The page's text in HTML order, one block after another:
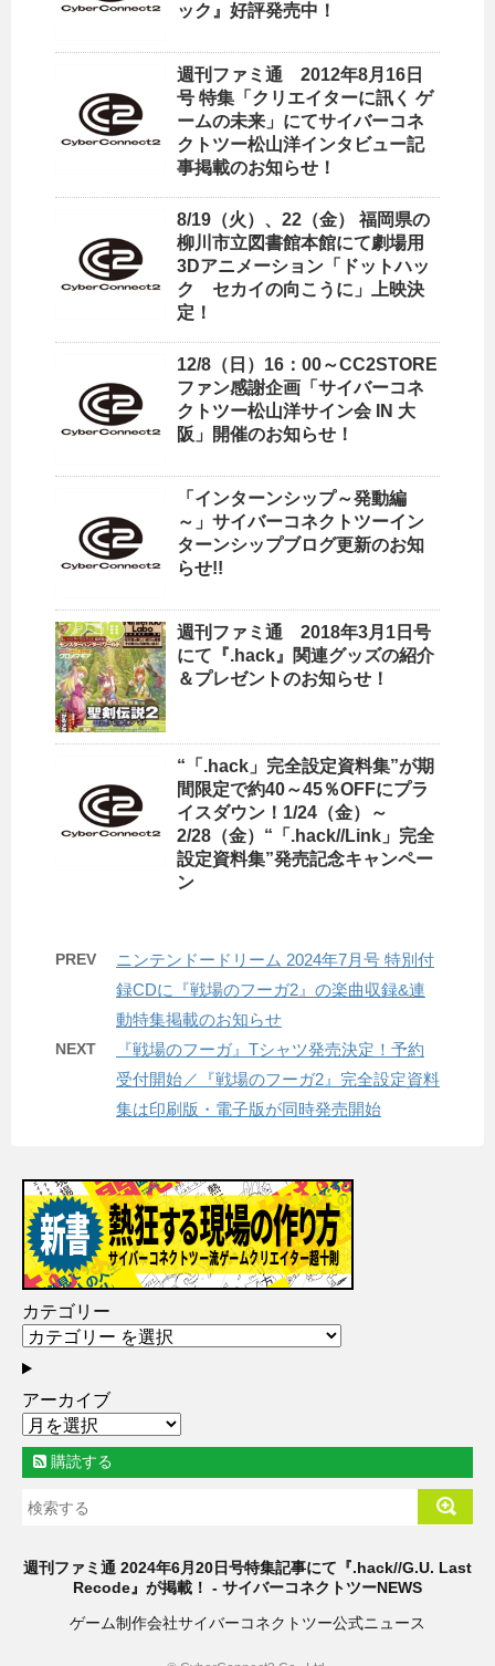
ック』好評発売中！
週刊ファミ通 2012年8月16日
号 特集「クリエイターに訊く ゲ
ームの未来」にてサイバーコネ
クトツー松山洋インタビュー記
事掲載のお知らせ！
8/19（火）、22（金） 福岡県の
柳川市立図書館本館にて劇場用
3Dアニメーション「ドットハッ
ク セカイの向こうに」上映決
定！
12/8（日）16：00～CC2STORE
ファン感謝企画「サイバーコネ
クトツー松山洋サイン会 IN 大
阪」開催のお知らせ！
「インターンシップ～発動編
～」サイバーコネクトツーイン
ターンシップブログ更新のお知
らせ!!
週刊ファミ通 2018年3月1日号
にて『.hack』関連グッズの紹介
＆プレゼントのお知らせ！
“「.hack」完全設定資料集”が期
間限定で約40～45％OFFにプラ
イスダウン！1/24（金）～
2/28（金）“「.hack//Link」完全
設定資料集”発売記念キャンペー
ン
PREV
ニンテンドードリーム 2024年7月号 特別付
録CDに『戦場のフーガ2』の楽曲収録&連
動特集掲載のお知らせ
NEXT
『戦場のフーガ』Tシャツ発売決定！予約
受付開始／『戦場のフーガ2』完全設定資料
集は印刷版・電子版が同時発売開始
カテゴリー
アーカイブ
購読する
週刊ファミ通 2024年6月20日号特集記事にて『.hack//G.U. Last
Recode』が掲載！ - サイバーコネクトツーNEWS
ゲーム制作会社サイバーコネクトツー公式ニュース